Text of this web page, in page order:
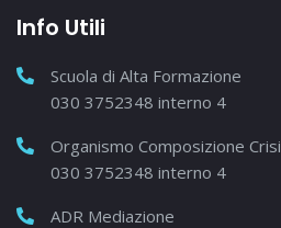
Info Utili
Scuola di Alta Formazione
030 3752348 interno 4
Organismo Composizione Crisi
030 3752348 interno 4
ADR Mediazione